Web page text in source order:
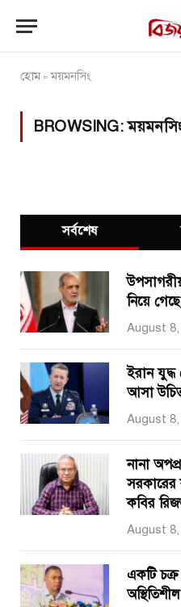
হোম»ময়মনসিং
BROWSING:
সর্বশেষ
নিয়ে
August 8,
ইরান
আসা
August 8,
নানা
সরকারের
কবির
August 8,
একটি